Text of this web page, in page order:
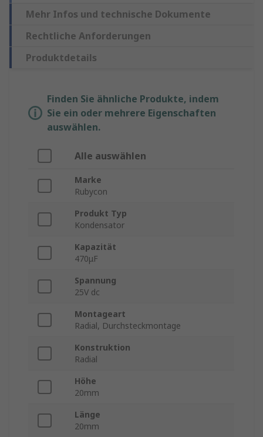
Mehr Infos und technische Dokumente
Rechtliche Anforderungen
Produktdetails
Finden Sie ähnliche Produkte, indem
Sie ein oder mehrere Eigenschaften
auswählen.
Alle auswählen
Marke
Rubycon
Produkt Typ
Kondensator
Kapazität
470μF
Spannung
25V dc
Montageart
Radial, Durchsteckmontage
Konstruktion
Radial
Höhe
20mm
Länge
20mm